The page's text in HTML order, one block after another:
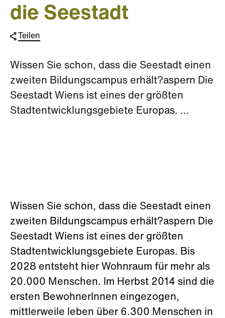
die Seestadt
Teilen
Wissen Sie schon, dass die Seestadt einen
zweiten Bildungscampus erhält?aspern Die
Seestadt Wiens ist eines der größten
Stadtentwicklungsgebiete Europas. ...
Wissen Sie schon, dass die Seestadt einen
zweiten Bildungscampus erhält?aspern Die
Seestadt Wiens ist eines der größten
Stadtentwicklungsgebiete Europas. Bis
2028 entsteht hier Wohnraum für mehr als
20.000 Menschen. Im Herbst 2014 sind die
ersten BewohnerInnen eingezogen,
mittlerweile leben über 6.300 Menschen in